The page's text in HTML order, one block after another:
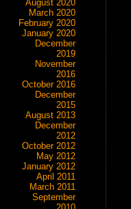
August 2020
March 2020
February 2020
January 2020
December
2019
November
2016
October 2016
December
2015
August 2013
December
2012
October 2012
May 2012
January 2012
April 2011
March 2011
September